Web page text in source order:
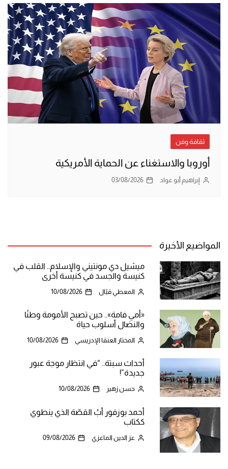
ثقافة وفن
أوروبا والاستغناء عن الحماية الأمريكية
إبراهيم أبو عواد 03/08/2026
المواضيع الأخيرة
ميشيل دي مونتيني والإسلام.. القلب في
كنيسة والجسد في كنيسة أخرى
المعطي قبّال 10/08/2026
«أمي فامة».. حين تصبح الأمومة وطنًا
والنضال أسلوب حياة
المختار العنقا الإدريسي 10/08/2026
أحداث سبتة.. “في انتظار موجة عبور
جديدة”!
حسن زهير 10/08/2026
أحمد بوزفور أبُ القصّة الذي ينطوي
ككتاب
عز الدين الماعزي 09/08/2026